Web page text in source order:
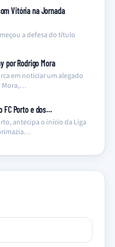
Vitória na Jornada
a defesa do título
por Rodrigo Mora
em noticiar um alegado
Mora,…
FC Porto e dos…
antecipa o início da Liga